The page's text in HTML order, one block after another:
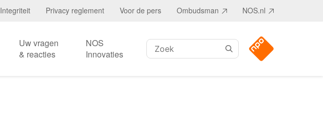
Integriteit Privacy reglement Voor de pers Ombudsman NOS.nl
Uw vragen
& reacties
NOS
Innovaties
Zoeken: